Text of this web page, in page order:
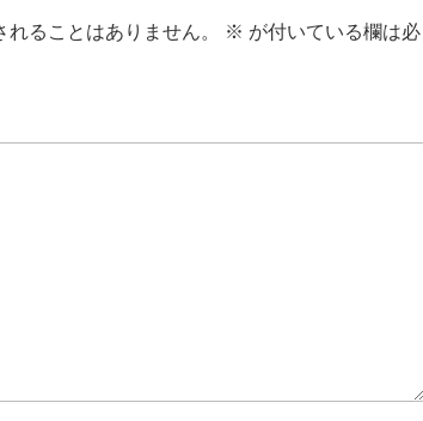
ることはありません。 ※ が付いている欄は必